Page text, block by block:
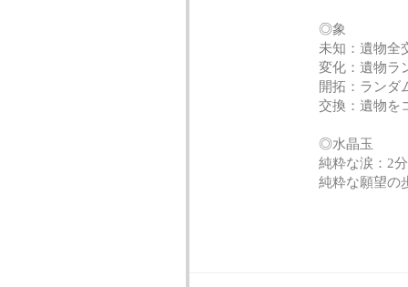
◎象
未知：遺物全
変化：遺物ラ
開拓：ランダ
交換：遺物を
◎水晶玉
純粋な涙：2
純粋な願望の